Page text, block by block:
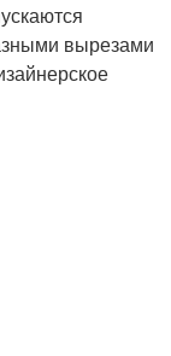
вырезами